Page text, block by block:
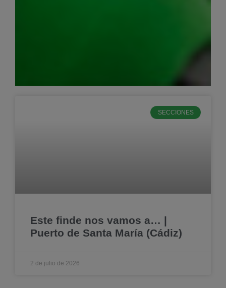
SECCIONES
Este finde nos vamos a… |
Puerto de Santa María (Cádiz)
2 de julio de 2026